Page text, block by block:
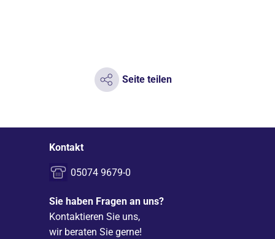
Seite teilen
Kontakt
05074 9679-0
Sie haben Fragen an uns?
Kontaktieren Sie uns,
wir beraten Sie gerne!